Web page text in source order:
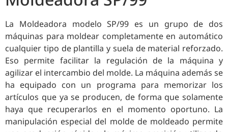
La Moldeadora modelo SP/99 es un grupo de dos
máquinas para moldear completamente en automático
cualquier tipo de plantilla y suela de material reforzado.
Eso permite facilitar la regulación de la máquina y
agilizar el intercambio del molde. La máquina además se
ha equipado con un programa para memorizar los
artículos que ya se producen, de forma que solamente
haya que recuperarlos en el momento oportuno. La
manipulación especial del molde de moldeado permite